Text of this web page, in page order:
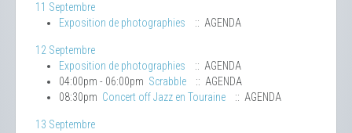
11 Septembre
Exposition de photographies
:: AGENDA
12 Septembre
Exposition de photographies
:: AGENDA
04:00pm - 06:00pm Scrabble
:: AGENDA
08:30pm Concert off Jazz en Touraine :: AGENDA
13 Septembre